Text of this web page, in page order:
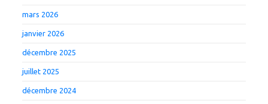
mars 2026
janvier 2026
décembre 2025
juillet 2025
décembre 2024